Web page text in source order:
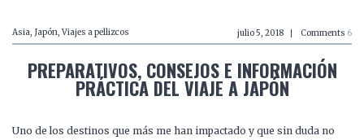
Asia Japón Viajes a pellizcos julio 5, 2018 Comments 6
PREPARATIVOS, CONSEJOS E INFORMACIÓN
PRÁCTICA DEL VIAJE A JAPÓN
Uno de los destinos que más me han impactado y que sin duda no